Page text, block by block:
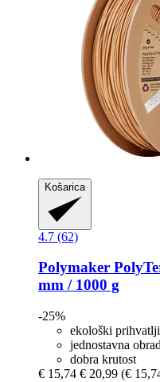
Košarica
4.7 (62)
Polymaker
mm / 1000 g
-25%
ekološki
jednostavna
dobra krutost
€ 15,74 € 20,99 (€